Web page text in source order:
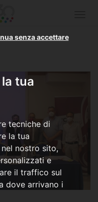
tua
tecniche di
la tua
nostro sito,
e
il traffico sul
dove arrivano i
senza accettare